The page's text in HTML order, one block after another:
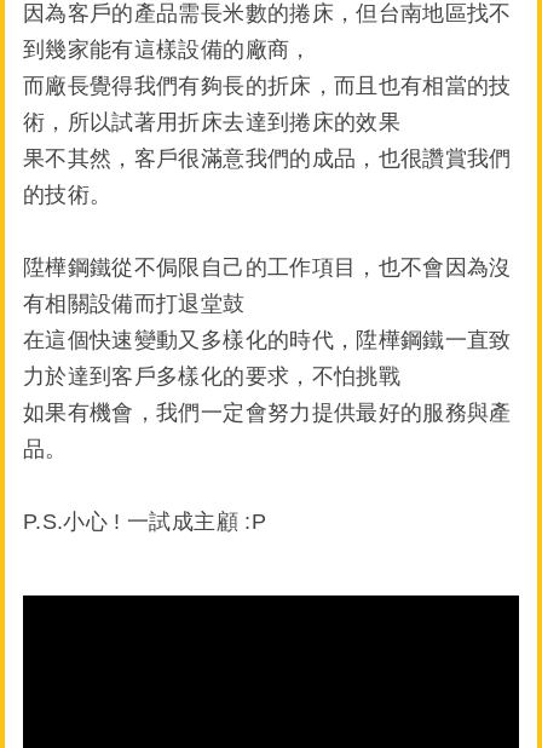
因為客戶的產品需長米數的捲床，但台南地區找不
到幾家能有這樣設備的廠商，
而廠長覺得我們有夠長的折床，而且也有相當的技
術，所以試著用折床去達到捲床的效果
果不其然，客戶很滿意我們的成品，也很讚賞我們
的技術。
陞樺鋼鐵從不侷限自己的工作項目，也不會因為沒
有相關設備而打退堂鼓
在這個快速變動又多樣化的時代，陞樺鋼鐵一直致
力於達到客戶多樣化的要求，不怕挑戰
如果有機會，我們一定會努力提供最好的服務與產
品。
P.S.小心 ! 一試成主顧 :P